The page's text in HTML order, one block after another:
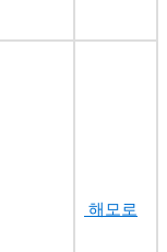
해모로